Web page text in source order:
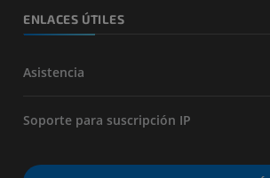
ENLACES ÚTILES
Asistencia
Soporte para suscripción IP